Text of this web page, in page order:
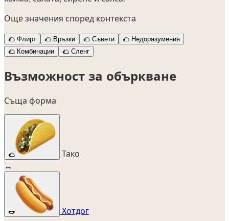
Още значения според контекста
🌮 Флирт 🌮 Връзки 🌮 Съвети 🌮 Недоразумения
🌮 Комбинации 🌮 Сленг
Възможност за объркване
Съща форма
🌮
Тако
↔
🌭
Хотдог